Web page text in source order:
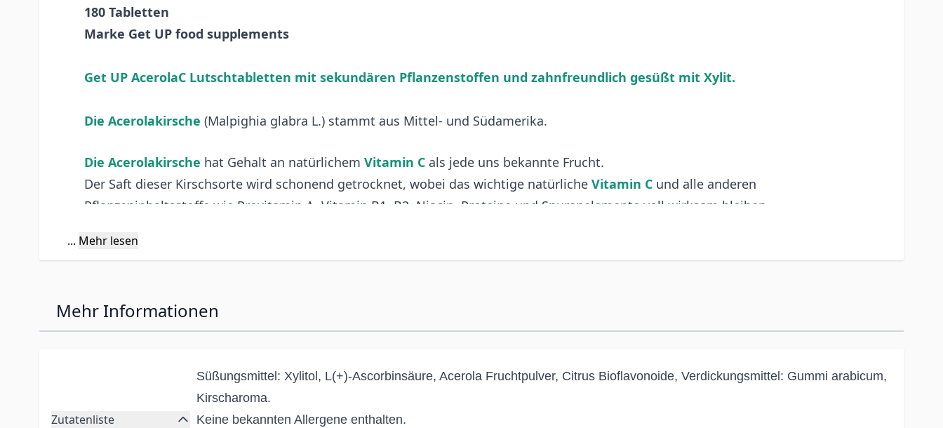
180 Tabletten
Marke Get UP food supplements
Get UP AcerolaC Lutschtabletten mit sekundären Pflanzenstoffen und zahnfreundlich gesüßt mit Xylit.
Die Acerolakirsche (Malpighia glabra L.) stammt aus Mittel- und Südamerika.
Die Acerolakirsche hat Gehalt an natürlichem Vitamin C als jede uns bekannte Frucht.
Der Saft dieser Kirschsorte wird schonend getrocknet, wobei das wichtige natürliche Vitamin C und alle anderen
Pflanzeninhaltsstoffe wie Provitamin A, Vitamin B1, B2, Niacin, Proteine ​​und Spurenelemente voll wirksam bleiben.
Vitamin C
Acerola Extraktpulver
360 mg **
*Prozentsatz der Nährstoffbezugswerte (Nutrient Reference Values) nach Verordnung (EU) Nr. 1169/2011 ** Keine Nährstoffbezugswerte bekannt
... Mehr lesen
Mehr Informationen
Zutatenliste
Süßungsmittel: Xylitol, L(+)-Ascorbinsäure, Acerola Fruchtpulver, Citrus Bioflavonoide, Verdickungsmittel: Gummi arabicum,
Kirscharoma.
Keine bekannten Allergene enthalten.